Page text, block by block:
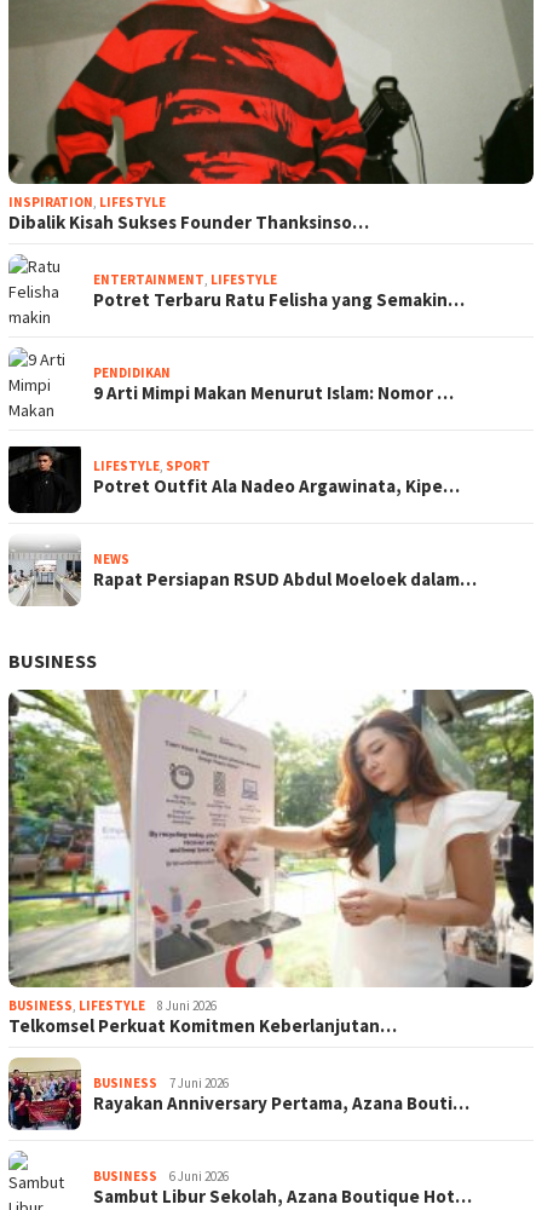
INSPIRATION, LIFESTYLE
Dibalik Kisah Sukses Founder Thanksinso…
ENTERTAINMENT, LIFESTYLE
Potret Terbaru Ratu Felisha yang Semakin…
PENDIDIKAN
9 Arti Mimpi Makan Menurut Islam: Nomor …
LIFESTYLE, SPORT
Potret Outfit Ala Nadeo Argawinata, Kipe…
NEWS
Rapat Persiapan RSUD Abdul Moeloek dalam…
BUSINESS
BUSINESS, LIFESTYLE 8 Juni 2026
Telkomsel Perkuat Komitmen Keberlanjutan…
BUSINESS 7 Juni 2026
Rayakan Anniversary Pertama, Azana Bouti…
BUSINESS 6 Juni 2026
Sambut Libur Sekolah, Azana Boutique Hot…